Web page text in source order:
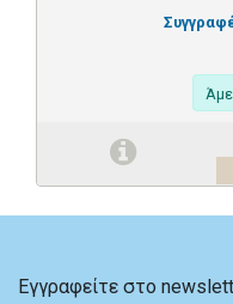
Εγγραφείτε στο